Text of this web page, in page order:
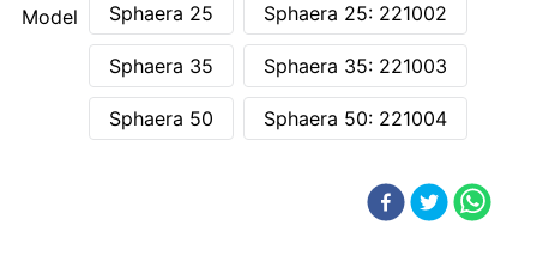
Model Sphaera 25 Sphaera 25: 221002
Sphaera 35 Sphaera 35: 221003
Sphaera 50 Sphaera 50: 221004